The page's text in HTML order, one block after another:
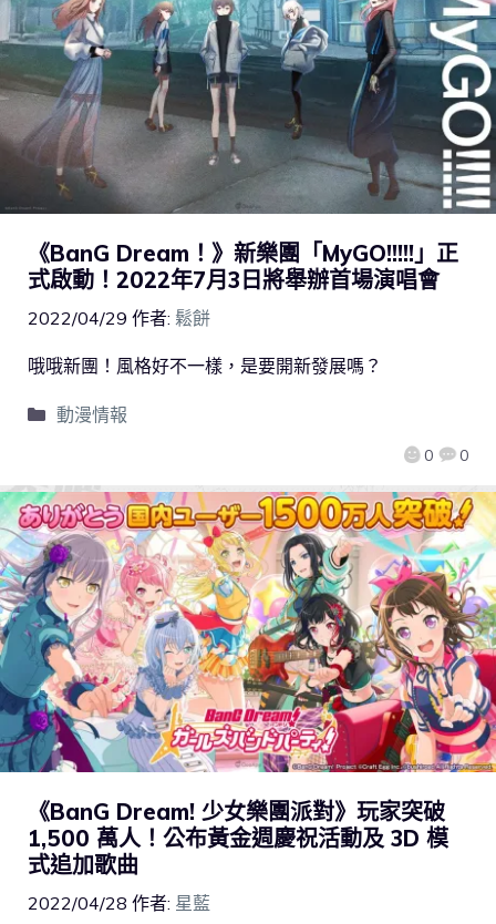
《BanG Dream！》新樂團「MyGO!!!!!」正
式啟動！2022年7月3日將舉辦首場演唱會
2022/04/29 作者: 鬆餅
0 0
哦哦新團！風格好不一樣，是要開新發展嗎？
動漫情報
《BanG Dream! 少女樂團派對》玩家突破
1,500 萬人！公布黃金週慶祝活動及 3D 模
式追加歌曲
2022/04/28 作者: 星藍